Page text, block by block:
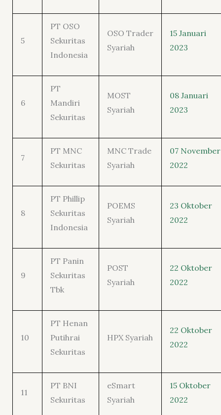
5
PT OSO
Sekuritas
Indonesia
OSO Trader
Syariah
15 Januari
2023
6
PT
Mandiri
Sekuritas
MOST
Syariah
08 Januari
2023
7
PT MNC
Sekuritas
MNC Trade
Syariah
07 November
2022
8
PT Phillip
Sekuritas
Indonesia
POEMS
Syariah
23 Oktober
2022
9
PT Panin
Sekuritas
Tbk
POST
Syariah
22 Oktober
2022
10
PT Henan
Putihrai
Sekuritas
HPX Syariah
22 Oktober
2022
11
PT BNI
Sekuritas
eSmart
Syariah
15 Oktober
2022